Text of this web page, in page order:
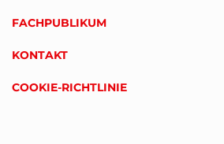
FACHPUBLIKUM
KONTAKT
COOKIE-RICHTLINIE